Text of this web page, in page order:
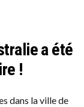
a été
!
dans la ville de